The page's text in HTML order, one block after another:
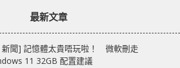
最新文章
新聞] 記憶體太貴唔玩啦！ 微軟刪走
11 32GB 配置建議